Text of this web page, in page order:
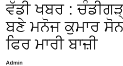
ਵੱਡੀ ਖਬਰ :
ਬਣੇ ਮਨੋਜ ਕੁਮਾਰ
ਫਿਰ ਮਾਰੀ ਬਾਜ਼ੀ
Admin